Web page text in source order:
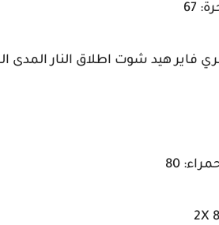
67
فاير هيد شوت اطلاق النار المدى
80